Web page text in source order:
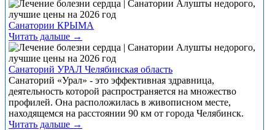
Санатории КРЫМА
Читать дальше →
Санаторий УРАЛ Челябинская область
Санаторий «Урал» - это эффективная здравница,
деятельность которой распространяется на множество
профилей. Она расположилась в живописном месте,
находящемся на расстоянии 90 км от города Челябинск.
Читать дальше →